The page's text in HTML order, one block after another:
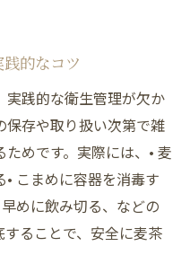
的なコツ
実践的な衛生管理が欠か
存や取り扱い次第で雑
めです。実際には、• 麦
こまめに容器を消毒す
めに飲み切る、などの
ることで、安全に麦茶